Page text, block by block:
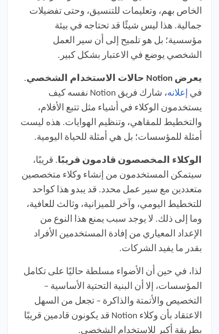
الخاص بهم، وتعليمات للتنسيق، وحتى تفضيلات
جمالية. هذا ليس شيئًا قد تحتاجه في بيئة
مؤسسية؛ بل هو تلميح إلى أن سير العمل
الشخصي يوضع في الاعتبار بشكل كبير.
يعرض Notion حالات الاستخدام الشخصي
.
في إعلانه
، شارك فريق Notion نفسه كيف
يستخدمون الوكلاء في أشياء مثل تتبع الأفلام،
والتخطيط للمقاهي، وتنظيم الهوايات. هذه ليست
أمثلة للمؤسسات؛ بل هي أمثلة للحياة اليومية.
الوكلاء المخصصون قادمون قريبًا. قريبًا،
سيتمكن المستخدمون من إنشاء وكلاء متخصصين
متعددين مع سير عمل محدد. قد يبدو هذا كواحد
للتخطيط اليومي، وآخر للميزانية، وثالث للعافية،
وما إلى ذلك. لا يوجد سبب يمنع هذا النوع من
الإعداد المعياري من إفادة المستخدمين الأفراد
بقدر ما يفيد الشركات.
لذا، في حين أن الأضواء مسلطة حاليًا على تكامل
المؤسسات، إلا أن البنية التحتية الأساسية –
التخصيص والأتمتة والذاكرة – تجعل من السهل
الاعتقاد بأن وكلاء Notion قد يكونون قادمين قريبًا
بطريقة أكبر للاستخدام الشخصي.